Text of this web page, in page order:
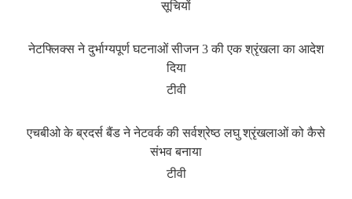
सूचियों
नेटफ्लिक्स ने दुर्भाग्यपूर्ण घटनाओं सीजन 3 की एक श्रृंखला का आदेश
दिया
टीवी
एचबीओ के ब्रदर्स बैंड ने नेटवर्क की सर्वश्रेष्ठ लघु श्रृंखलाओं को कैसे
संभव बनाया
टीवी